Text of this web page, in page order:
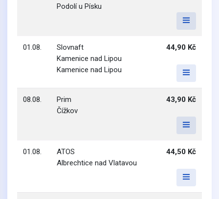
Podolí u Písku
01.08.
Slovnaft
Kamenice nad Lipou
Kamenice nad Lipou
44,90 Kč
08.08.
Prim
Čížkov
43,90 Kč
01.08.
ATOS
Albrechtice nad Vlatavou
44,50 Kč